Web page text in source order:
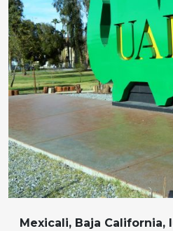
Mexicali, Baja California,